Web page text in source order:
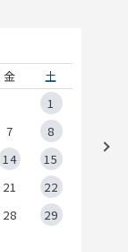
金
土
1
7
8
14
15
21
22
28
29